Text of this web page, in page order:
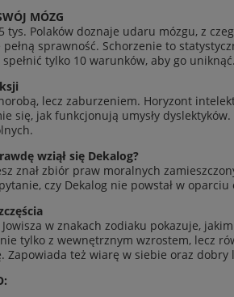
MÓZG
tys. Polaków doz­naje udaru mózgu, z
pełną sprawność. Schorze­nie to
tylko 10 warunków, aby go uniknąć.
lecz zaburze­niem. Hory­zont
się, jak funkcjonują umysły
wziął się Deka­log?
znał zbiór praw moral­nych
czy Deka­log nie pow­stał w opar­ciu
Jow­isza w znakach zodi­aku pokazuje,
tylko z wewnętrznym wzrostem, lecz
Zapowiada też wiarę w siebie oraz dobry